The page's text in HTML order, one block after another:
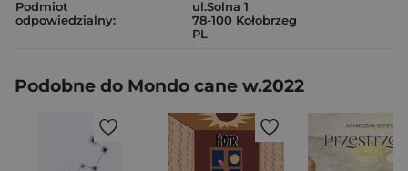
Podmiot
odpowiedzialny:
ul.Solna 1
78-100 Kołobrzeg
PL
Podobne do Mondo cane w.2022